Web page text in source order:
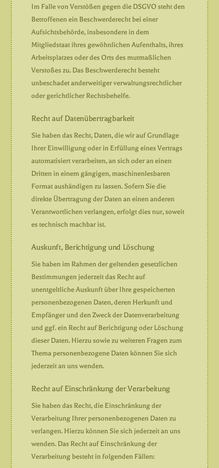
Im Falle von Verstößen gegen die DSGVO steht den
Betroffenen ein Beschwerderecht bei einer
Aufsichtsbehörde, insbesondere in dem
Mitgliedstaat ihres gewöhnlichen Aufenthalts, ihres
Arbeitsplatzes oder des Orts des mutmaßlichen
Verstoßes zu. Das Beschwerderecht besteht
unbeschadet anderweitiger verwaltungsrechtlicher
oder gerichtlicher Rechtsbehelfe.
Recht auf Daten­übertrag­barkeit
Sie haben das Recht, Daten, die wir auf Grundlage
Ihrer Einwilligung oder in Erfüllung eines Vertrags
automatisiert verarbeiten, an sich oder an einen
Dritten in einem gängigen, maschinenlesbaren
Format aushändigen zu lassen. Sofern Sie die
direkte Übertragung der Daten an einen anderen
Verantwortlichen verlangen, erfolgt dies nur, soweit
es technisch machbar ist.
Auskunft, Berichtigung und Löschung
Sie haben im Rahmen der geltenden gesetzlichen
Bestimmungen jederzeit das Recht auf
unentgeltliche Auskunft über Ihre gespeicherten
personenbezogenen Daten, deren Herkunft und
Empfänger und den Zweck der Datenverarbeitung
und ggf. ein Recht auf Berichtigung oder Löschung
dieser Daten. Hierzu sowie zu weiteren Fragen zum
Thema personenbezogene Daten können Sie sich
jederzeit an uns wenden.
Recht auf Einschränkung der Verarbeitung
Sie haben das Recht, die Einschränkung der
Verarbeitung Ihrer personenbezogenen Daten zu
verlangen. Hierzu können Sie sich jederzeit an uns
wenden. Das Recht auf Einschränkung der
Verarbeitung besteht in folgenden Fällen: